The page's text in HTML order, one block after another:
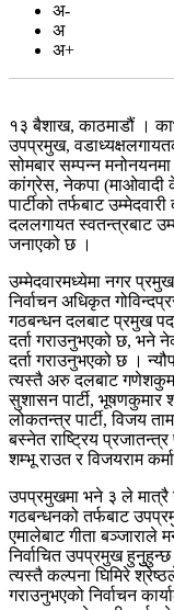
अ-
अ
अ+
१३ बैशाख, काठमाडौं ।
उपप्रमुख,
सोमबार सम्पन्न
कांग्रेस, नेकपा
पार्टीको तर्फबाट
दललगायत स्वतन्त्रबाट
जनाएको छ ।
उम्मेदवारमध्येमा नगर
निर्वाचन अधिकृत
गठबन्धन दलबाट प्रमुख
दर्ता गराउनुभएको छ, भने
दर्ता गराउनुभएको छ ।
त्यस्तै अरु दलबाट
सुशासन पार्टी, भूषणकुमार
लोकतन्त्र पार्टी, विजय
बस्नेत राष्ट्रिय प्रजातन्त्र
शम्भू राउत र विजयराम
उपप्रमुखमा भने ३ ले मात्रै
गठबन्धनको तर्फबाट
एमालेबाट गीता बञ्जाराले
निर्वाचित उपप्रमुख हुनुुहुन्छ
त्यस्तै कल्पना घिमिरे श्रेष्ठले
गराउनुभएको निर्वाचन